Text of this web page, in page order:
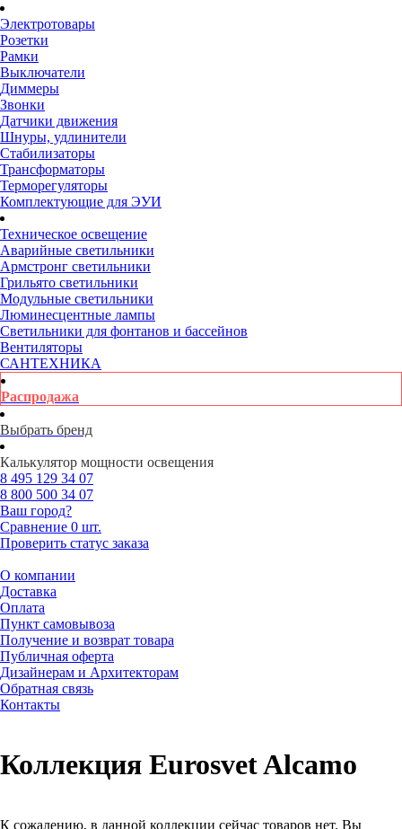
Электротовары
Розетки
Рамки
Выключатели
Диммеры
Звонки
Датчики движения
Шнуры, удлинители
Стабилизаторы
Трансформаторы
Терморегуляторы
Комплектующие для ЭУИ
Техническое освещение
Аварийные светильники
Армстронг светильники
Грильято светильники
Модульные светильники
Люминесцентные лампы
Светильники для фонтанов и бассейнов
Вентиляторы
САНТЕХНИКА
Распродажа
Выбрать бренд
Калькулятор мощности освещения
8 495 129 34 07
8 800 500 34 07
Ваш город?
Сравнение 0 шт.
Проверить статус заказа
О компании
Доставка
Оплата
Пункт самовывоза
Получение и возврат товара
Публичная оферта
Дизайнерам и Архитекторам
Обратная связь
Контакты
Коллекция Eurosvet Alcamo
К сожалению, в данной коллекции сейчас товаров нет. Вы